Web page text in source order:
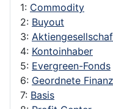
1: Commodity
2: Buyout
3:
4: Kontoinhaber
5: Evergreen-Fonds
6: Geordnete
7: Basis